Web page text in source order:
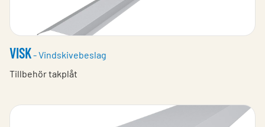
VISK- Vindskivebeslag
Tillbehör takplåt